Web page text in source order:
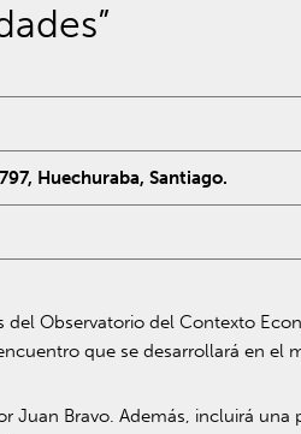
Huechuraba, Santiago.
Observatorio del Contexto
que se desarrollará en el
Juan Bravo. Además, incluirá una